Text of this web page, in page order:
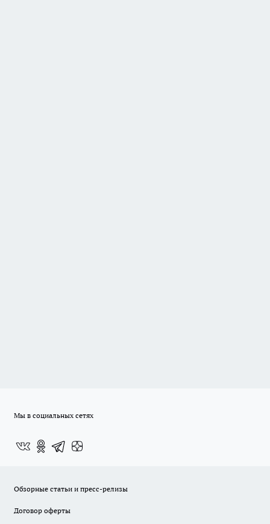
Мы в социальных сетях
Обзорные статьи и пресс-релизы
Договор оферты